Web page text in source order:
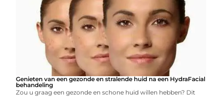
Genieten van een gezonde en stralende huid na een HydraFacial
behandeling
Zou u graag een gezonde en schone huid willen hebben? Dit